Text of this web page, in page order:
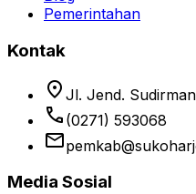
Pemerintahan
Kontak
location_on Jl. Jend.
phone (0271) 593068
email
Media Sosial